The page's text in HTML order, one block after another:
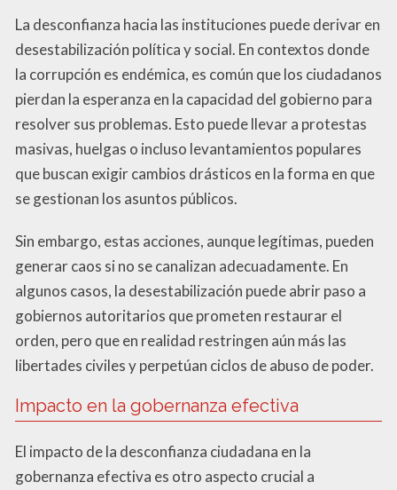
La desconfianza hacia las instituciones puede derivar en
desestabilización política y social. En contextos donde
la corrupción es endémica, es común que los ciudadanos
pierdan la esperanza en la capacidad del gobierno para
resolver sus problemas. Esto puede llevar a protestas
masivas, huelgas o incluso levantamientos populares
que buscan exigir cambios drásticos en la forma en que
se gestionan los asuntos públicos.
Sin embargo, estas acciones, aunque legítimas, pueden
generar caos si no se canalizan adecuadamente. En
algunos casos, la desestabilización puede abrir paso a
gobiernos autoritarios que prometen restaurar el
orden, pero que en realidad restringen aún más las
libertades civiles y perpetúan ciclos de abuso de poder.
Impacto en la gobernanza efectiva
El impacto de la desconfianza ciudadana en la
gobernanza efectiva es otro aspecto crucial a